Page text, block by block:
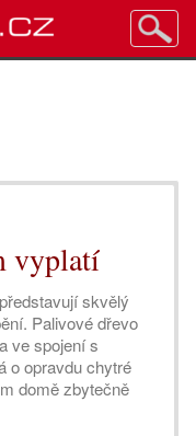
vyplatí
skvělý
Palivové dřevo
ve spojení s
o opravdu chytré
domě zbytečně